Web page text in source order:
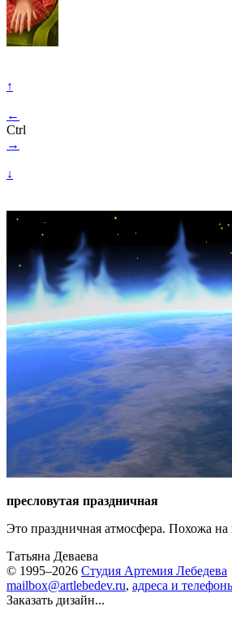
↑
←
Ctrl
→
↓
пресловутая праздничная
Это праздничная атмосфера. Похожа на
Татьяна Деваева
© 1995–2026 Студия Артемия Лебедева
mailbox@artlebedev.ru, адреса и
Заказать дизайн...